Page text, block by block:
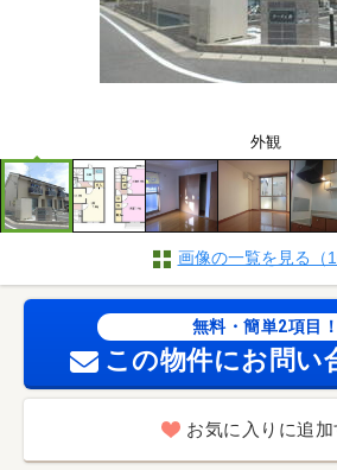
外観
画像の一覧を見る（
無料・簡単2項目！
この物件にお問い
お気に入りに追加